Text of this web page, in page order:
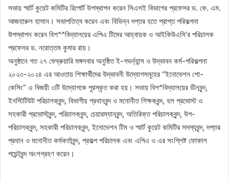
সভায় স্মার্ট কুয়েট কমিটির রিপোর্ট উপস্থাপন করেন সিএসই বিভাগের প্রফেসর ড. কে. এম.
আজহারুল হাসান। সভাপতিত্ব করেন এবং বিভিন্ন দপ্তর হতে প্রাপ্ত পরিকল্পনা
উপস্থাপন করেন বিশ^^বিদ্যালয়ের এপিএ টিমের আহ্বায়ক ও আইকিউএসি’র পরিচালক
প্রফেসর ড. নরোত্তম কুমার রায়।
অনুষ্ঠানে গত ২৭ ফেব্রুয়ারি মঙ্গলবার অনুষ্ঠিত ই-গভর্ন্যান্স ও উদ্ভাবন কর্ম-পরিকল্পনা
২০২৩-২০২৪ এর আওতায় শিক্ষার্থীদের উদ্ভাবনী উদ্যোগসমূহের “ইনোভেশন শো-
কেসিং” এ বিজয়ী ৩টি উদ্যোগকে পুরস্কৃত করা হয়। সভায় বিশ^বিদ্যালয়ের ডীনবৃন্দ,
ইনস্টিটিউট পরিচালকবৃন্দ, বিভাগীয় প্রধানবৃন্দ ও মনোনীত শিক্ষকবৃন্দ, হল প্রভোস্ট ও
সহকারী প্রভোস্টবৃন্দ, পরিচালকবৃন্দ, চেয়ারম্যানবৃন্দ, অতিরিক্ত পরিচালকবৃন্দ, উপ-
পরিচালকবৃন্দ, সহকারী পরিচালকবৃন্দ, ইনোভেশন টিম ও স্মার্ট কুয়েট কমিটির সদস্যবৃন্দ, দপ্তর
প্রধান ও মনোনীত কর্মকর্তাবৃন্দ, প্রকল্প পরিচালক এবং এপিএ ও এর সংশ্লিষ্ট ফোকাল
পয়েন্টবৃন্দ অংশগ্রহণ করেন।